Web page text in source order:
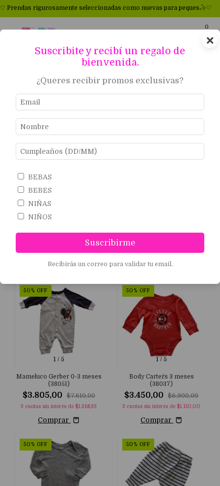
seleccionadas como nuevas para peques₊˚⊹♡ ₊˚⊹♡
0
Inicio BEBES
BEBES
Ropa para bebés de marca como Carter’s, Mimo y GAP.
excelente estado.
1/ 5
50 % OFF
Mameluco Gerber 0-3 meses
(38051)
$3.805,00 $7.610,00
3 cuotas sin interés de $1.268,33
Comprar
1/ 5
50 % OFF
Body Carter´s 3 meses
(38037)
$3.450,00 $6.900,00
3 cuotas sin interés de $1.150,00
Comprar
50 % OFF 50 % OFF
×
Suscribite y recibí un regalo de
bienvenida.
¿Queres recibir promos exclusivas?
BEBAS
BEBES
NIÑAS
NIÑOS
Suscribirme
Recibirás un correo para validar tu email.